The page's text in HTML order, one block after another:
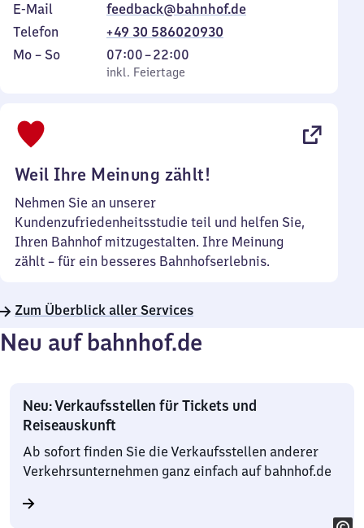
E-Mail
feedback@bahnhof.de
Telefon
+49 30 586020930
Montag
Mo – So,
inkl. Feiertage
07:00–22:00
Von
7
inkl. Feiertage
Weil Ihre Meinung zählt!
Nehmen Sie an unserer
Kundenzufriedenheitsstudie teil und helfen Sie,
Ihren Bahnhof mitzugestalten. Ihre Meinung
zählt – für ein besseres Bahnhofserlebnis.
Zum Überblick aller Services
Neu auf bahnhof.de
Neu: Verkaufsstellen für Tickets und
Reiseauskunft
Ab sofort finden Sie die Verkaufsstellen anderer
Verkehrsunternehmen ganz einfach auf bahnhof.de